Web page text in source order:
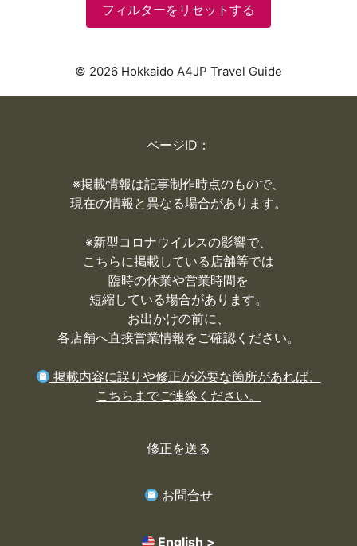
フィルターをリセットする
© 2026 Hokkaido A4JP Travel Guide
ページID：
※掲載情報は記事制作時点のもので、
現在の情報と異なる場合があります。
※新型コロナウイルスの影響で、
こちらに掲載している店舗等では
臨時の休業や営業時間を
短縮している場合があります。
お出かけの前に、
各店舗へ直接営業情報をご確認ください。
掲載内容に誤りや修正が必要な箇所があれば、
こちらまでご連絡ください。
修正を送る
お問合せ
English >